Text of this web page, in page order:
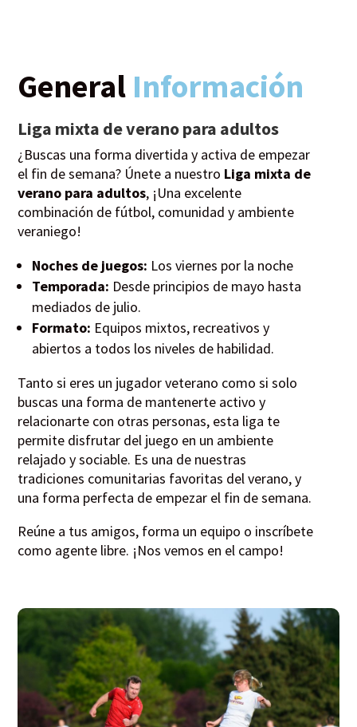
General Información
Liga mixta de verano para adultos
¿Buscas una forma divertida y activa de empezar
el fin de semana? Únete a nuestro Liga mixta de
verano para adultos, ¡Una excelente
combinación de fútbol, comunidad y ambiente
veraniego!
Noches de juegos: Los viernes por la noche
Temporada: Desde principios de mayo hasta
mediados de julio.
Formato: Equipos mixtos, recreativos y
abiertos a todos los niveles de habilidad.
Tanto si eres un jugador veterano como si solo
buscas una forma de mantenerte activo y
relacionarte con otras personas, esta liga te
permite disfrutar del juego en un ambiente
relajado y sociable. Es una de nuestras
tradiciones comunitarias favoritas del verano, y
una forma perfecta de empezar el fin de semana.
Reúne a tus amigos, forma un equipo o inscríbete
como agente libre. ¡Nos vemos en el campo!